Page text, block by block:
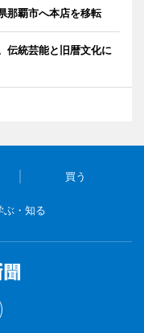
那覇市へ本店を移転
伝統芸能と旧暦文化に
買う
ぶ・知る